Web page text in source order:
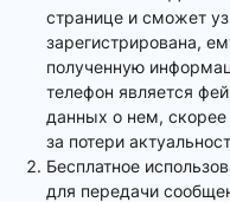
странице и сможет
зарегистрирована,
полученную
телефон является
данных о нем, скорее
за потери
Бесплатное
для передачи